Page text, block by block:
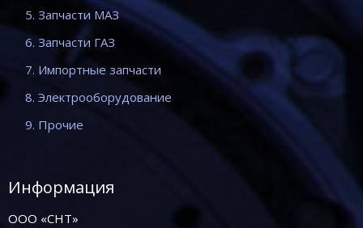
5. Запчасти МАЗ
6. Запчасти ГАЗ
7. Импортные запчасти
8. Электрооборудование
9. Прочие
Информация
ООО «СНТ»